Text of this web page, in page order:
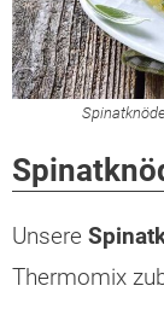
Unsere
Thermomix